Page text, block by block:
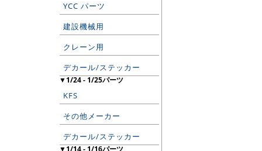
YCC パーツ
建設機械用
クレーン用
デカール/ステッカー
▼1/24 - 1/25パーツ
KFS
その他メーカー
デカール/ステッカー
▼1/14 - 1/16パーツ